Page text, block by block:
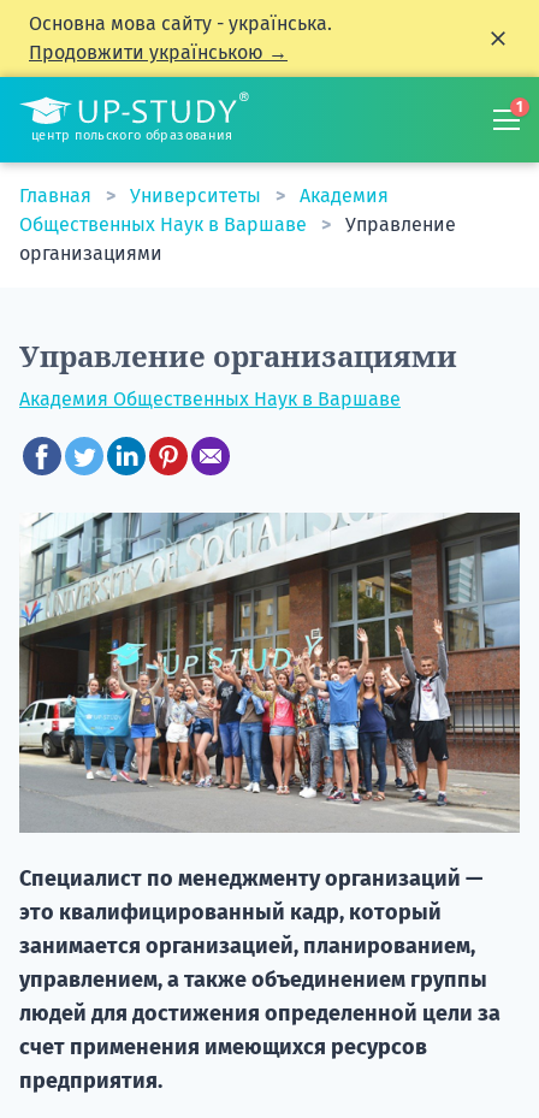
Основна мова сайту - українська.
Продовжити українською →
центр польского образования
1
Главная Университеты
Академия
Общественных Наук в Варшаве
Управление
организациями
Управление организациями
Академия Общественных Наук в Варшаве
Специалист по менеджменту организаций —
это квалифицированный кадр, который
занимается организацией, планированием,
управлением, а также объединением группы
людей для достижения определенной цели за
счет применения имеющихся ресурсов
предприятия.